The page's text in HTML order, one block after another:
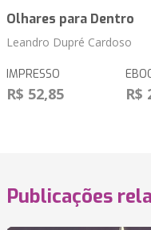
Olhares para Dentro
Leandro Dupré Cardoso
IMPRESSO
R$ 52,85 R$
Publicações